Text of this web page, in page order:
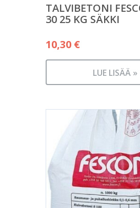
TALVIBETONI
30 25 KG SÄKKI
10,30 €
LUE LISÄÄ »